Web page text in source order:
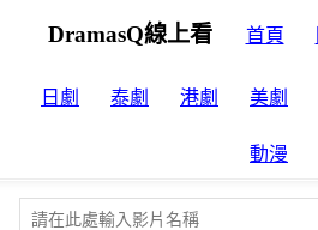
DramasQ線上看 首頁
日劇 泰劇 港劇 美劇
動漫